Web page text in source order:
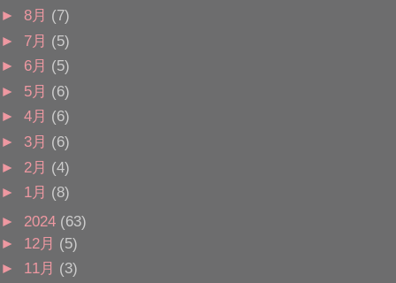
► 8月 (7)
► 7月 (5)
► 6月 (5)
► 5月 (6)
► 4月 (6)
► 3月 (6)
► 2月 (4)
► 1月 (8)
► 2024 (63)
► 12月 (5)
► 11月 (3)